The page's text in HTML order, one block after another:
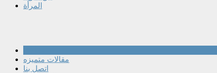
المرأة
مقالات متميزه
اتصل بنا